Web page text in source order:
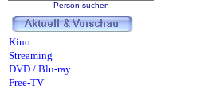
Person suchen
Kino
Streaming
DVD / Blu-ray
Free-TV